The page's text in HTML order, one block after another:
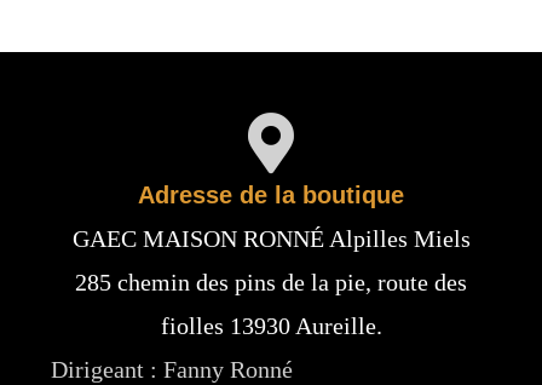
Adresse de la boutique
GAEC MAISON RONNÉ Alpilles Miels
285 chemin des pins de la pie, route des
fiolles 13930 Aureille.
Dirigeant : Fanny Ronné